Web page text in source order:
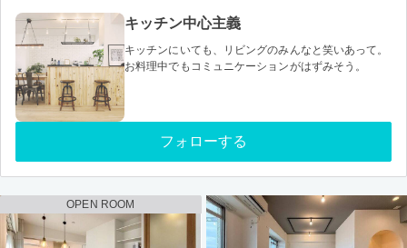
キッチン中心主義
キッチンにいても、リビングのみんなと笑いあって。
お料理中でもコミュニケーションがはずみそう。
フォローする
OPEN ROOM